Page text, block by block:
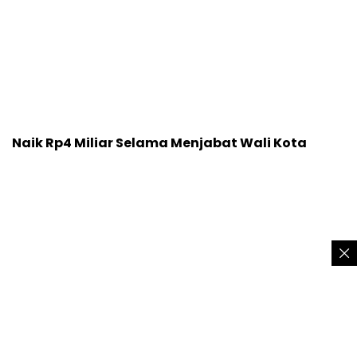
Naik Rp4 Miliar Selama Menjabat Wali Kota